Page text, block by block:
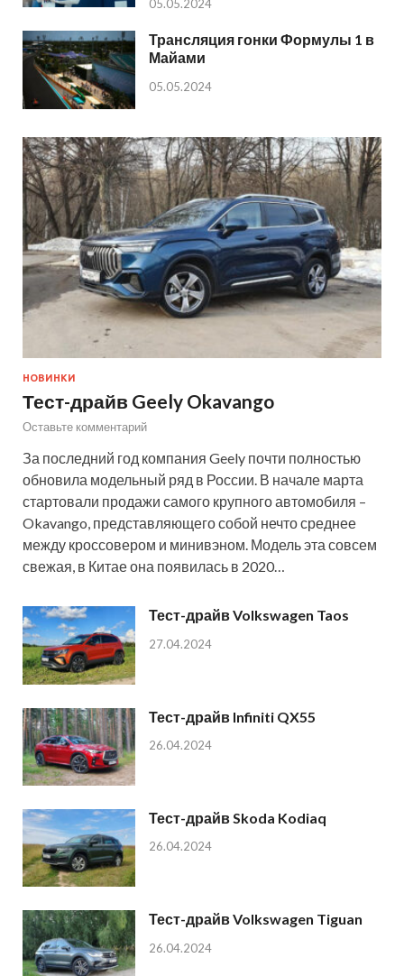
05.05.2024
Трансляция гонки Формулы 1 в
Майами
05.05.2024
НОВИНКИ
Тест-драйв Geely Okavango
Оставьте комментарий
За последний год компания Geely почти полностью
обновила модельный ряд в России. В начале марта
стартовали продажи самого крупного автомобиля –
Okavango, представляющего собой нечто среднее
между кроссовером и минивэном. Модель эта совсем
свежая, в Китае она появилась в 2020…
Тест-драйв Volkswagen Taos
27.04.2024
Тест-драйв Infiniti QX55
26.04.2024
Тест-драйв Skoda Kodiaq
26.04.2024
Тест-драйв Volkswagen Tiguan
26.04.2024